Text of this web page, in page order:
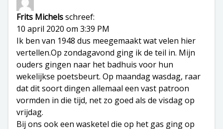
Frits Michelsschreef:
10 april 2020 om 3:39 PM
Ik ben van 1948 dus meegemaakt wat velen hier
vertellen.Op zondagavond ging ik de teil in. Mijn
ouders gingen naar het badhuis voor hun
wekelijkse poetsbeurt. Op maandag wasdag, raar
dat dit soort dingen allemaal een vast patroon
vormden in die tijd, net zo goed als de visdag op
vrijdag.
Bij ons ook een wasketel die op het gas ging op